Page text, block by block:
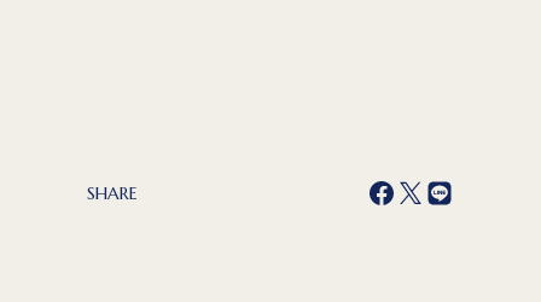
SHARE